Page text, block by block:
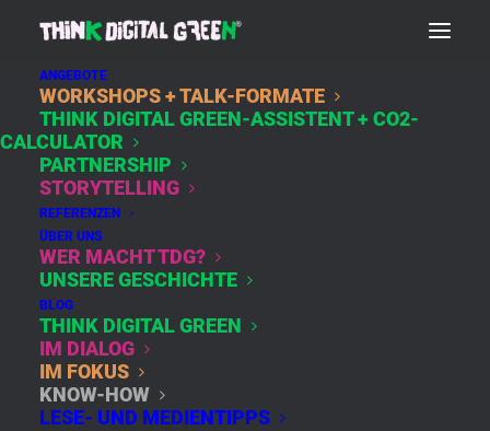
ANGEBOTE
WORKSHOPS + TALK-FORMATE
THINK DIGITAL GREEN-ASSISTENT + CO2-
CALCULATOR
PARTNERSHIP
STORYTELLING
REFERENZEN
ÜBER UNS
WER MACHT TDG?
UNSERE GESCHICHTE
BLOG
THINK DIGITAL GREEN
IM DIALOG
IM FOKUS
KNOW-HOW
LESE- UND MEDIENTIPPS
EIN SCHLÜSSEL FÜR
ZWEI WELTEN:
DIGITALE
ACHTSAMKEIT
29. September 2020